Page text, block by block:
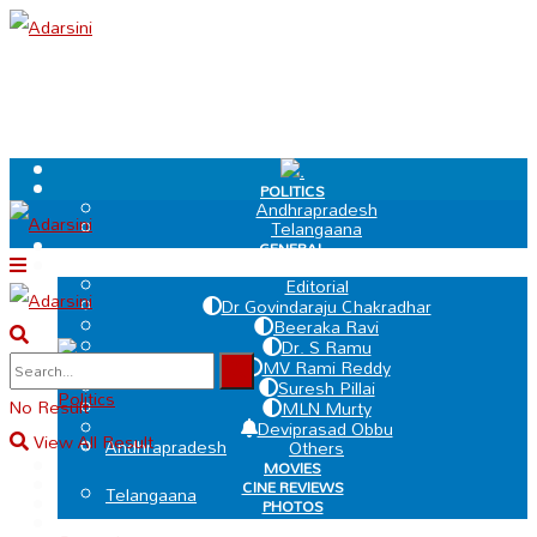
.
POLITICS
Andhrapradesh
Telangaana
GENERAL
Editorial
Dr Govindaraju Chakradhar
Beeraka Ravi
Dr. S Ramu
MV Rami Reddy
Suresh Pillai
MLN Murty
Deviprasad Obbu
Others
MOVIES
CINE REVIEWS
PHOTOS
VIDEOS
.
Politics
Andhrapradesh
Telangaana
No Result
View All Result